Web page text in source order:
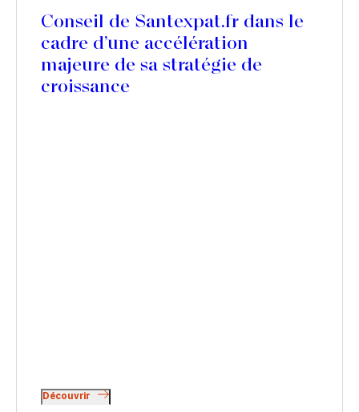
Conseil de Santexpat.fr dans le
cadre d’une accélération
majeure de sa stratégie de
croissance
Découvrir